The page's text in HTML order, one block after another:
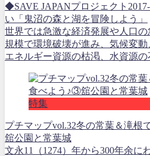
◆SAVE JAPANプロジェクト
い「鬼沼の森と湖を冒険しよう」
世界では急激な経済発展や人口
規模で環境破壊が進み、気候変動
エネルギー資源の枯渇、水資源の
特集
プチマップvol.32冬の常葉＆滝根
舘公園と常葉城
文永11（1274）年から300年余に